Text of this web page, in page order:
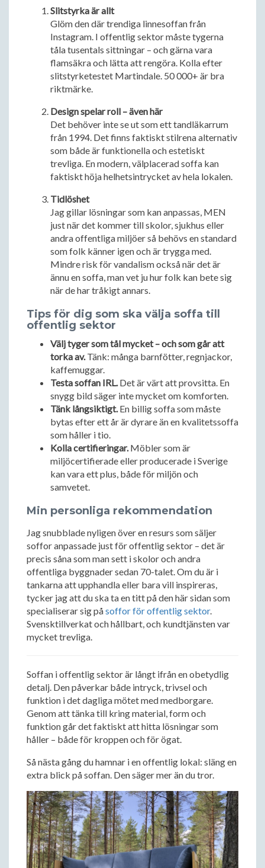
Slitstyrka är allt
Glöm den där trendiga linnesoffan från
Instagram. I offentlig sektor måste tygerna
tåla tusentals sittningar – och gärna vara
flamsäkra och lätta att rengöra. Kolla efter
slitstyrketestet Martindale. 50 000+ är bra
riktmärke.
Design spelar roll – även här
Det behöver inte se ut som ett tandläkarrum
från 1994. Det finns faktiskt stilrena alternativ
som både är funktionella och estetiskt
trevliga. En modern, välplacerad soffa kan
faktiskt höja helhetsintrycket av hela lokalen.
Tidlöshet
Jag gillar lösningar som kan anpassas, MEN
just när det kommer till skolor, sjukhus eller
andra offentliga miljöer så behövs en standard
som folk känner igen och är trygga med.
Mindre risk för vandalism också när det är
ännu en soffa, man vet ju hur folk kan bete sig
när de har tråkigt annars.
Tips för dig som ska välja soffa till
offentlig sektor
Välj tyger som tål mycket – och som går att
torka av.Tänk: många barnfötter, regnjackor,
kaffemuggar.
Testa soffan IRL.Det är värt att provsitta. En
snygg bild säger inte mycket om komforten.
Tänk långsiktigt.En billig soffa som måste
bytas efter ett år är dyrare än en kvalitetssoffa
som håller i tio.
Kolla certifieringar.Möbler som är
miljöcertifierade eller producerade i Sverige
kan vara ett plus, både för miljön och
samvetet.
Min personliga rekommendation
Jag snubblade nyligen över en resurs som säljer
soffor anpassade just för offentlig sektor – det är
precis såna som man sett i skolor och andra
offentliga byggnader sedan 70-talet. Om du är i
tankarna att upphandla eller bara vill inspireras,
tycker jag att du ska ta en titt på den här sidan som
specialiserar sig påsoffor för offentlig sektor.
Svensktillverkat och hållbart, och kundtjänsten var
mycket trevliga.
Soffan i offentlig sektor är långt ifrån en obetydlig
detalj. Den påverkar både intryck, trivsel och
funktion i det dagliga mötet med medborgare.
Genom att tänka till kring material, form och
funktion går det faktiskt att hitta lösningar som
håller – både för kroppen och för ögat.
Så nästa gång du hamnar i en offentlig lokal: släng en
extra blick på soffan. Den säger mer än du tror.